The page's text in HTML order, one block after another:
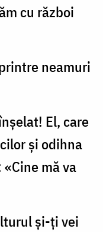
cu război
neamuri
El, care
şi odihna
mă va
şi-ţi vei